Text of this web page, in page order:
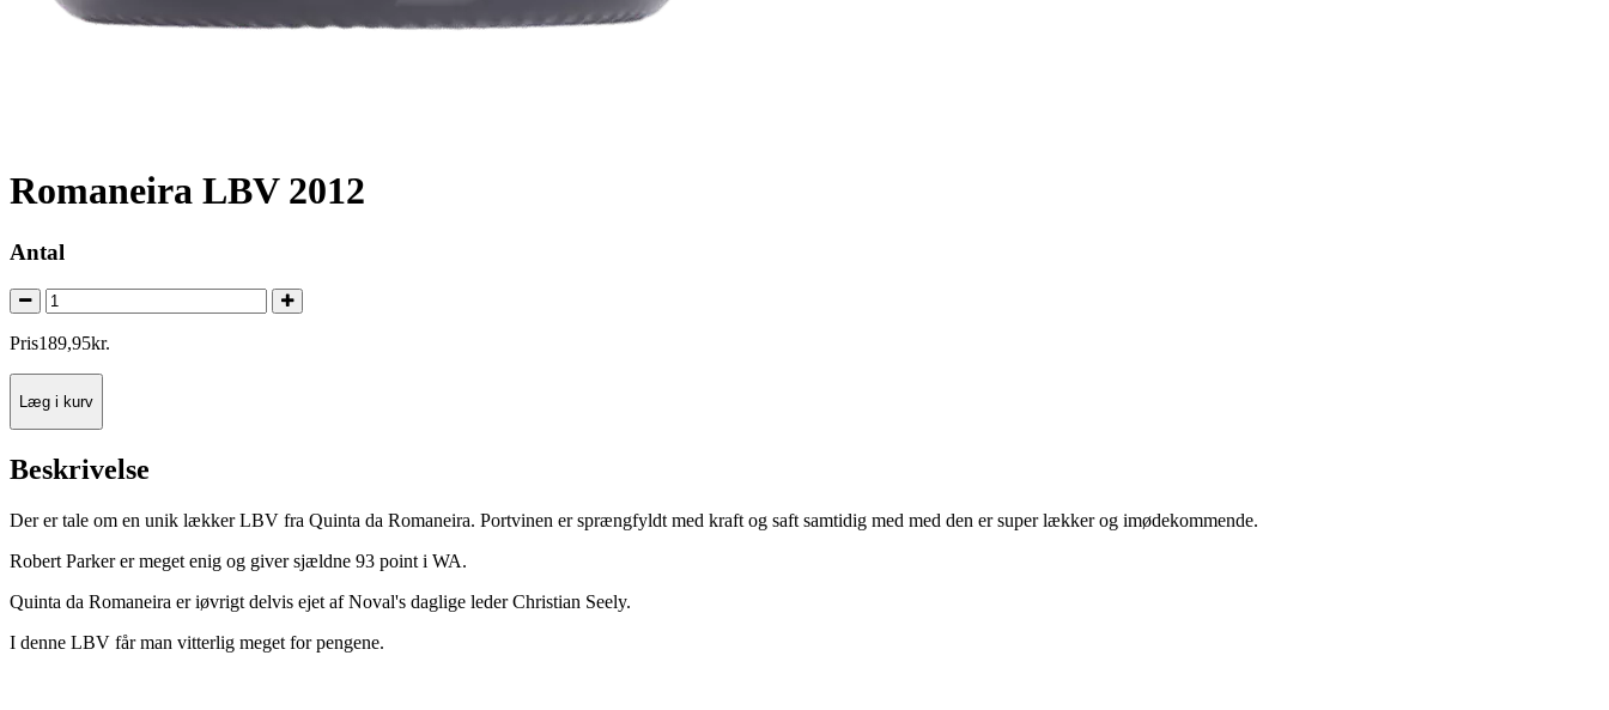
Romaneira LBV 2012
Antal
Pris189,95kr.
Læg i kurv
Beskrivelse
Der er tale om en unik lækker LBV fra Quinta da Romaneira. Portvinen er sprængfyldt med kraft og saft samtidig med med den er super lækker og imødekommende.
Robert Parker er meget enig og giver sjældne 93 point i WA.
Quinta da Romaneira er iøvrigt delvis ejet af Noval's daglige leder Christian Seely.
I denne LBV får man vitterlig meget for pengene.